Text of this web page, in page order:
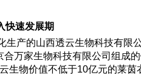
快速发展期
生产的山西透云生物科技有限
万家生物科技有限公司组成
生物价值不低于10亿元的莱